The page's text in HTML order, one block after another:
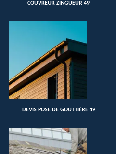
COUVREUR ZINGUEUR 49
DEVIS POSE DE GOUTTIÈRE 49